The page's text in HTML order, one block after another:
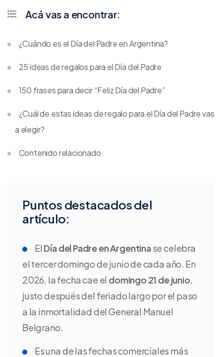
Puntos destacados del
artículo:
El Día del Padre en Argentina se celebra
el tercer domingo de junio de cada año. En
2026, la fecha cae el domingo 21 de junio
justo después del feriado largo por el paso
a la inmortalidad del General Manuel
Belgrano.
Es una de las fechas comerciales más
Acá vas a encontrar:
¿Cuándo es el Día del Padre en Argentina?
25 ideas de regalos para el Día del Padre
150 frases para decir “Feliz Día del Padre”
¿Cuál de estas ideas de regalo para el Día del Padre vas
a elegir?
Contenido relacionado